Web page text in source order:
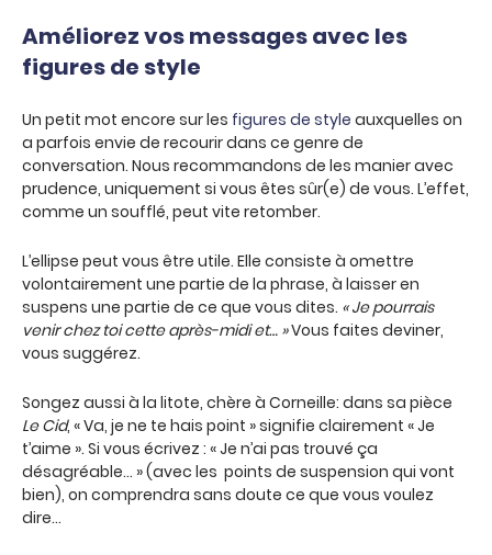
Améliorez vos messages avec les
figures de style
Un petit mot encore sur les figures de style auxquelles on
a parfois envie de recourir dans ce genre de
conversation. Nous recommandons de les manier avec
prudence, uniquement si vous êtes sûr(e) de vous. L’effet,
comme un soufflé, peut vite retomber.
L’ellipse peut vous être utile. Elle consiste à omettre
volontairement une partie de la phrase, à laisser en
suspens une partie de ce que vous dites. « Je pourrais
venir chez toi cette après-midi et… »Vous faites deviner,
vous suggérez.
Songez aussi à la litote, chère à Corneille: dans sa pièce
Le Cid, « Va, je ne te hais point » signifie clairement « Je
t’aime ». Si vous écrivez : « Je n’ai pas trouvé ça
désagréable… » (avec les points de suspension qui vont
bien), on comprendra sans doute ce que vous voulez
dire…